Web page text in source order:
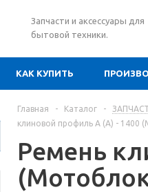
Запчасти и аксессуары для
бытовой техники.
КАК КУПИТЬ
Главная - Каталог -
клиновой профиль A (А) - 1400
Ремень